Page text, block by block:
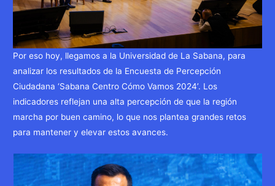
Por eso hoy, llegamos a la Universidad de La Sabana, para
analizar los resultados de la Encuesta de Percepción
Ciudadana ‘Sabana Centro Cómo Vamos 2024’. Los
indicadores reflejan una alta percepción de que la región
marcha por buen camino, lo que nos plantea grandes retos
para mantener y elevar estos avances.